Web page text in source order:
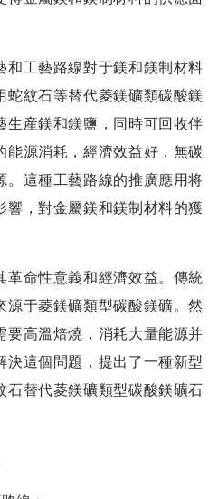
和工藝路線對于鎂和鎂制材料
蛇紋石等替代菱鎂礦類碳酸鎂
生産鎂和鎂鹽，同時可回收伴
能源消耗，經濟效益好，無碳
。這種工藝路線的推廣應用将
響，對金屬鎂和鎂制材料的獲
革命性意義和經濟效益。傳統
源于菱鎂礦類型碳酸鎂礦。然
要高溫焙燒，消耗大量能源并
決這個問題，提出了一種新型
石替代菱鎂礦類型碳酸鎂礦石